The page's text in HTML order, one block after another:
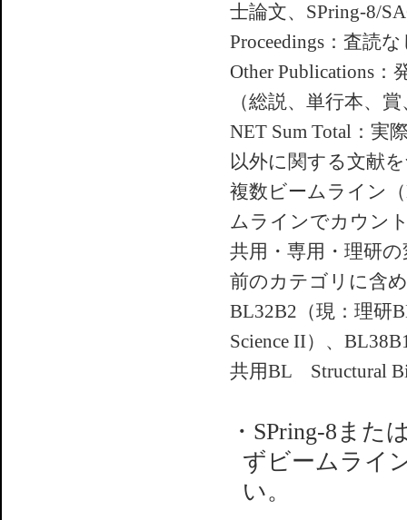
士論文、SPring-8/
Proceedings：査読
Other Publications
（総説、単行本、
NET Sum Total：実
以外に関する文献
複数ビームライン
ムラインでカウン
共用・専用・理研
前のカテゴリに含
BL32B2（現：理研
Science II）、
共用BL Structural
・SPring-8ま
ずビームライ
い。